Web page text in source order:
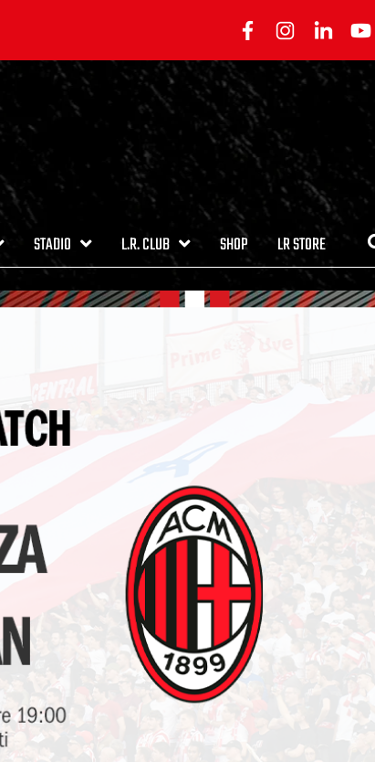
STADIO L.R. CLUB SHOP LR STORE